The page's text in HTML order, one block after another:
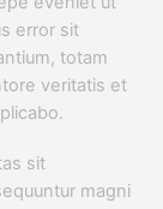
error sit
totam
veritatis et
sit
magni